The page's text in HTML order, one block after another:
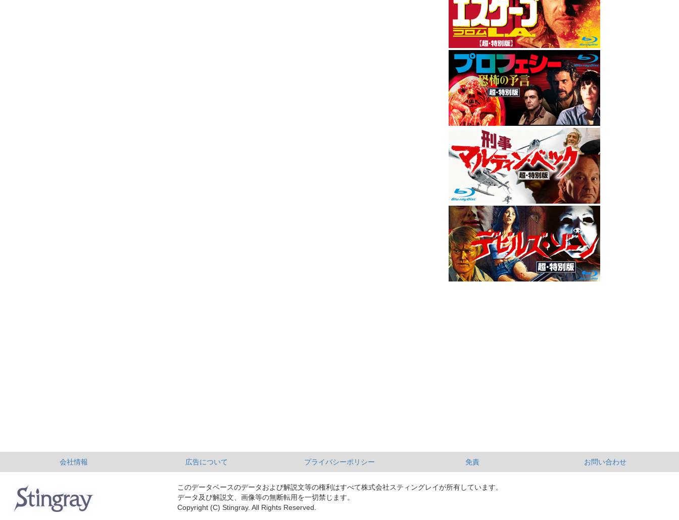
会社情報 広告について プライバシーポリシー 免責 お問い合わせ
このデータベースのデータおよび解説文等の権利はすべて株式会社スティングレイが所有しています。
データ及び解説文、画像等の無断転用を一切禁じます。
Copyright (C) Stingray. All Rights Reserved.